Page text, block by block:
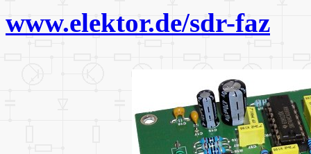
www.elektor.de/sdr-faz